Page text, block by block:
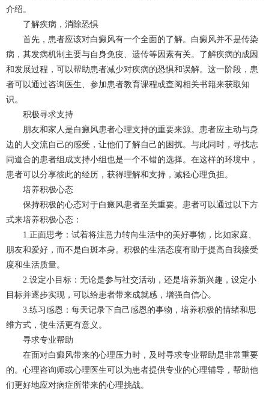
介绍。
了解疾病，消除恐惧
首先，患者应该对白癜风有一个全面的了解。白癜风并不是传染
病，其发病机制主要与自身免疫、遗传等因素有关。了解疾病的成因
和发展过程，可以帮助患者减少对疾病的恐惧和误解。这一阶段，患
者可以通过咨询医生、参加患者教育课程或查阅相关书籍来获取知
识。
积极寻求支持
朋友和家人是白癜风患者心理支持的重要来源。患者应主动与身
边的人交流自己的感受，让他们了解自己的困扰。与此同时，寻找志
同道合的患者组成支持小组也是一个不错的选择。在这样的环境中，
患者可以分享彼此的经历，获得理解和支持，减轻心理负担。
培养积极心态
保持积极的心态对于白癜风患者至关重要。患者可以通过以下方
式来培养积极心态：
1.正面思考：试着将注意力转向生活中的美好事物，比如家庭、
朋友和爱好，而不是白斑本身。积极的生活态度有助于提高自我接受
度和生活质量。
2.设定小目标：无论是参与社交活动，还是培养新兴趣，设定小
目标并逐步实现，可以给患者带来成就感，增强自信心。
3.练习感恩：每天记录下自己感恩的事物，培养积极的情绪和思
维方式，使生活更有意义。
寻求专业帮助
在面对白癜风带来的心理压力时，及时寻求专业帮助是非常重要
的。心理咨询师或心理医生可以为患者提供专业的心理辅导，帮助他
们更好地应对病症所带来的心理挑战。